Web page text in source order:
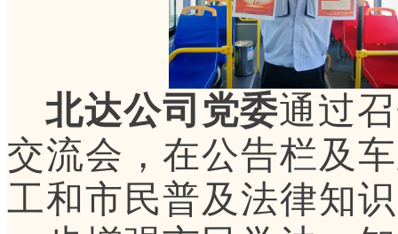
北达公司党委通过
交流会，在公告栏及
工和市民普及法律知